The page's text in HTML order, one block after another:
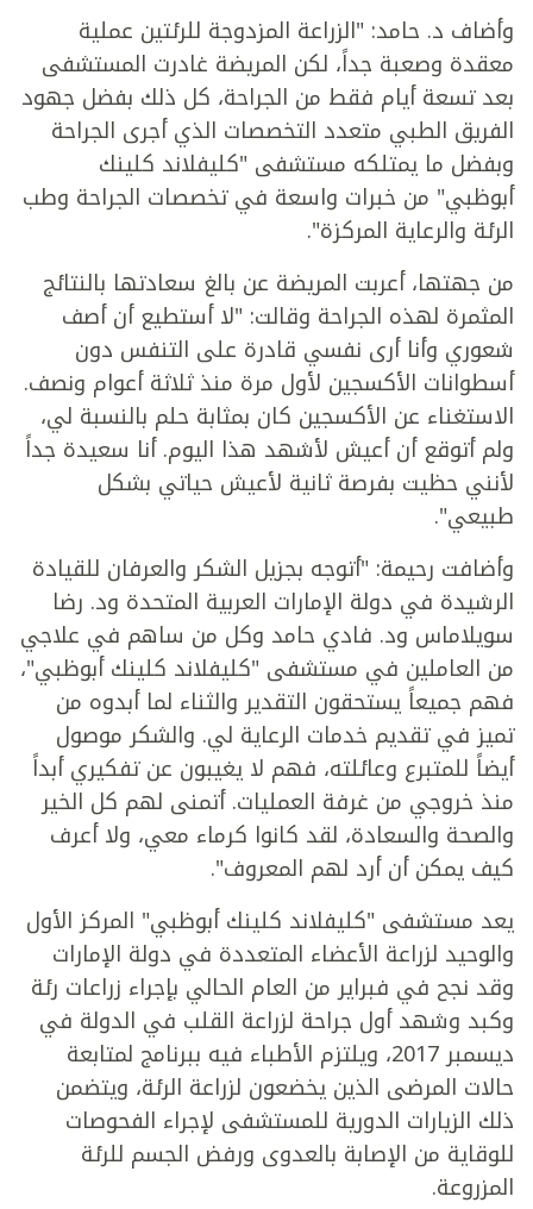
وأضاف د. حامد: "الزراعة المزدوجة للرئتين عملية
معقدة وصعبة جداً، لكن المريضة غادرت المستشفى
بعد تسعة أيام فقط من الجراحة، كل ذلك بفضل جهود
الفريق الطبي متعدد التخصصات الذي أجرى الجراحة
وبفضل ما يمتلكه مستشفى "كليفلاند كلينك
أبوظبي" من خبرات واسعة في تخصصات الجراحة وطب
الرئة والرعاية المركزة".
من جهتها، أعربت المريضة عن بالغ سعادتها بالنتائج
المثمرة لهذه الجراحة وقالت: "لا أستطيع أن أصف
شعوري وأنا أرى نفسي قادرة على التنفس دون
أسطوانات الأكسجين لأول مرة منذ ثلاثة أعوام ونصف.
الاستغناء عن الأكسجين كان بمثابة حلم بالنسبة لي،
ولم أتوقع أن أعيش لأشهد هذا اليوم. أنا سعيدة جداً
لأنني حظيت بفرصة ثانية لأعيش حياتي بشكل
طبيعي".
وأضافت رحيمة: "أتوجه بجزيل الشكر والعرفان للقيادة
الرشيدة في دولة الإمارات العربية المتحدة ود. رضا
سويلاماس ود. فادي حامد وكل من ساهم في علاجي
من العاملين في مستشفى "كليفلاند كلينك أبوظبي"،
فهم جميعاً يستحقون التقدير والثناء لما أبدوه من
تميز في تقديم خدمات الرعاية لي. والشكر موصول
أيضاً للمتبرع وعائلته، فهم لا يغيبون عن تفكيري أبداً
منذ خروجي من غرفة العمليات. أتمنى لهم كل الخير
والصحة والسعادة، لقد كانوا كرماء معي، ولا أعرف
كيف يمكن أن أرد لهم المعروف".
يعد مستشفى "كليفلاند كلينك أبوظبي" المركز الأول
والوحيد لزراعة الأعضاء المتعددة في دولة الإمارات
وقد نجح في فبراير من العام الحالي بإجراء زراعات رئة
وكبد وشهد أول جراحة لزراعة القلب في الدولة في
ديسمبر 2017، ويلتزم الأطباء فيه ببرنامج لمتابعة
حالات المرضى الذين يخضعون لزراعة الرئة، ويتضمن
ذلك الزيارات الدورية للمستشفى لإجراء الفحوصات
للوقاية من الإصابة بالعدوى ورفض الجسم للرئة
المزروعة.